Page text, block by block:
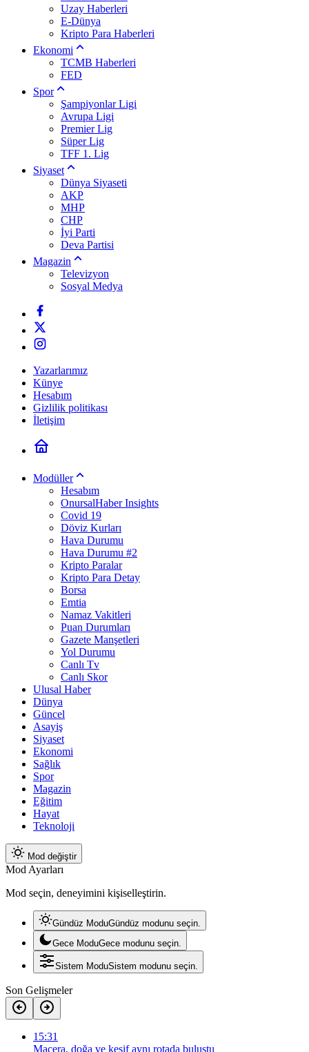
Uzay Haberleri
E-Dünya
Kripto Para Haberleri
Ekonomi
TCMB Haberleri
FED
Spor
Şampiyonlar Ligi
Avrupa Ligi
Premier Lig
Süper Lig
TFF 1. Lig
Siyaset
Dünya Siyaseti
AKP
MHP
CHP
İyi Parti
Deva Partisi
Magazin
Televizyon
Sosyal Medya
Yazarlarımız
Künye
Hesabım
Gizlilik politikası
İletişim
Modüller
Hesabım
OnursalHaber Insights
Covid 19
Döviz Kurları
Hava Durumu
Hava Durumu #2
Kripto Paralar
Kripto Para Detay
Borsa
Emtia
Namaz Vakitleri
Puan Durumları
Gazete Manşetleri
Yol Durumu
Canlı Tv
Canlı Skor
Ulusal Haber
Dünya
Güncel
Asayiş
Siyaset
Ekonomi
Sağlık
Spor
Magazin
Eğitim
Hayat
Teknoloji
Mod değiştir
Mod Ayarları
Mod seçin, deneyimini kişiselleştirin.
Gündüz ModuGündüz modunu seçin.
Gece ModuGece modunu seçin.
Sistem ModuSistem modunu seçin.
Son Gelişmeler
15:31
Macera, doğa ve keşif aynı rotada buluştu